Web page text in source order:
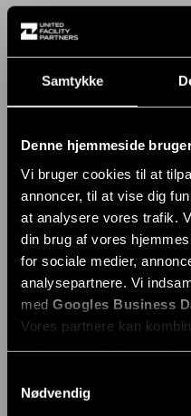
Samtykke
Denne hjemmeside
Vi bruger cookies til at
annoncer, til at vise dig
at analysere vores trafik.
din brug af vores
for sociale medier,
analysepartnere. Vi
med Googles Business
Vores partnere kan
Nødvendig